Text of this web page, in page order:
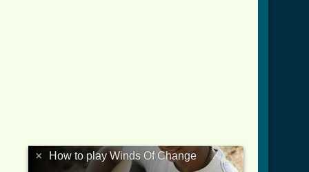
× How to play Winds Of Change